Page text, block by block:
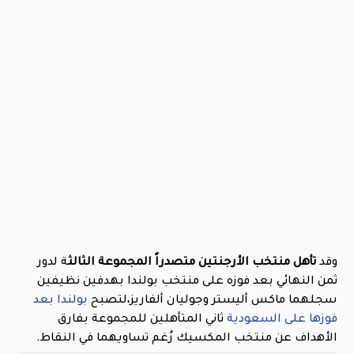
وقد تأهل منتخب الأرجنتين متصدراً المجموعة الثالثة لدور
ثمن النهائي بعد فوزه على منتخب بولندا بهدفين نظيفين
سجلهما ماكس أليستر وجوليان ألفاريز،لتصبح بولندا بعد
فوزها على السعودية ثاني المتأهلين للمجموعة بفارق
الأهداف عن منتخب المكسيك رُغم تساويهما في النقاط.